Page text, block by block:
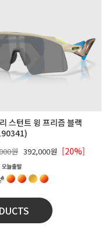
스턴트 윙 프리즘 블랙
원 392,000원 [20%]